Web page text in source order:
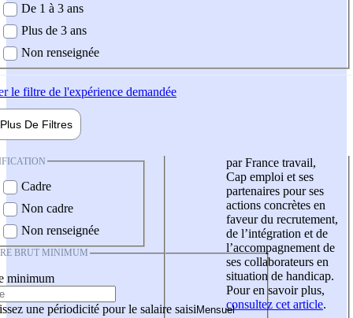
De 1 à 3 ans
Plus de 3 ans
Non renseignée
le filtre de l'expérience demandée
Plus De Filtres
Cadre
Non cadre
Non renseignée
BRUT MINIMUM
minimum
une périodicité pour le salaire saisi
par France travail,
Cap emploi et ses
partenaires pour ses
actions concrètes en
faveur du recrutement,
de l’intégration et de
l’accompagnement de
ses collaborateurs en
situation de handicap.
Pour en savoir plus,
consultez cet article.